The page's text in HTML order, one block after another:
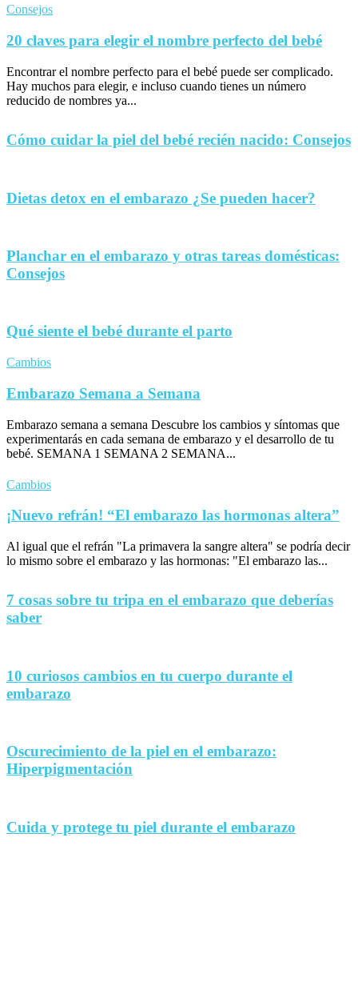
Consejos
20 claves para elegir el nombre perfecto del bebé
Encontrar el nombre perfecto para el bebé puede ser complicado.
Hay muchos para elegir, e incluso cuando tienes un número
reducido de nombres ya...
Cómo cuidar la piel del bebé recién nacido: Consejos
Dietas detox en el embarazo ¿Se pueden hacer?
Planchar en el embarazo y otras tareas domésticas:
Consejos
Qué siente el bebé durante el parto
Cambios
Embarazo Semana a Semana
Embarazo semana a semana Descubre los cambios y síntomas que
experimentarás en cada semana de embarazo y el desarrollo de tu
bebé. SEMANA 1 SEMANA 2 SEMANA...
Cambios
¡Nuevo refrán! “El embarazo las hormonas altera”
Al igual que el refrán "La primavera la sangre altera" se podría decir
lo mismo sobre el embarazo y las hormonas: "El embarazo las...
7 cosas sobre tu tripa en el embarazo que deberías
saber
10 curiosos cambios en tu cuerpo durante el
embarazo
Oscurecimiento de la piel en el embarazo:
Hiperpigmentación
Cuida y protege tu piel durante el embarazo